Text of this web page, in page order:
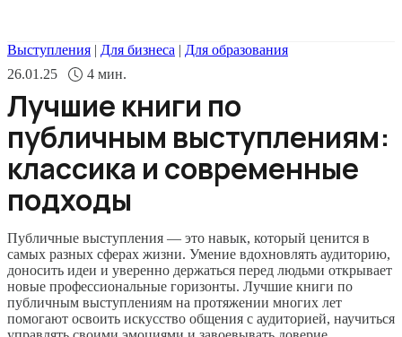
Выступления | Для бизнеса | Для образования
26.01.25
4 мин.
Лучшие книги по
публичным выступлениям:
классика и современные
подходы
Публичные выступления — это навык, который ценится в
самых разных сферах жизни. Умение вдохновлять аудиторию,
доносить идеи и уверенно держаться перед людьми открывает
новые профессиональные горизонты. Лучшие книги по
публичным выступлениям на протяжении многих лет
помогают освоить искусство общения с аудиторией, научиться